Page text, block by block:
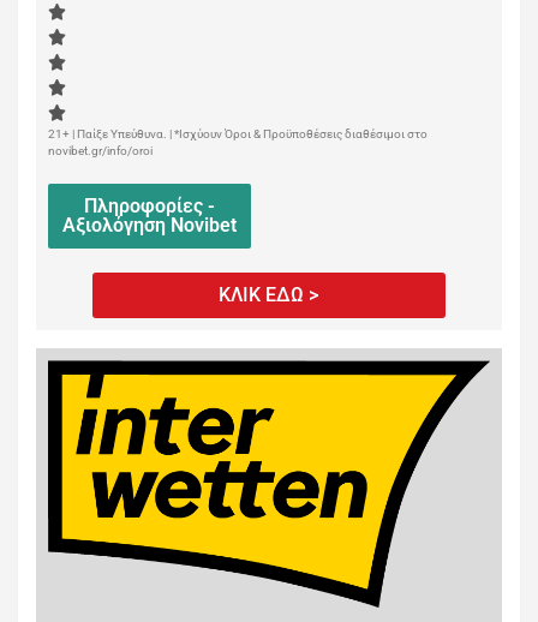
21+ | Παίξε Υπεύθυνα. | *Ισχύουν Όροι & Προϋποθέσεις διαθέσιμοι στο
novibet.gr/info/oroi
Πληροφορίες -
Αξιολόγηση Novibet
ΚΛΙΚ ΕΔΩ >